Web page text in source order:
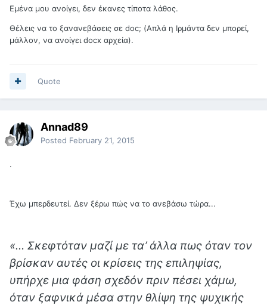
Εμένα μου ανοίγει, δεν έκανες τίποτα λάθος.
Θέλεις να το ξανανεβάσεις σε doc; (Απλά η Ιρμάντα δεν μπορεί,
μάλλον, να ανοίγει docx αρχεία).
Quote
Annad89
Posted February 21, 2015
.
Έχω μπερδευτεί. Δεν ξέρω πώς να το ανεβάσω τώρα...
«… Σκεφτόταν μαζί με τα’ άλλα πως όταν τον
βρίσκαν αυτές οι κρίσεις της επιληψίας,
υπήρχε μια φάση σχεδόν πριν πέσει χάμω,
όταν ξαφνικά μέσα στην θλίψη της ψυχικής